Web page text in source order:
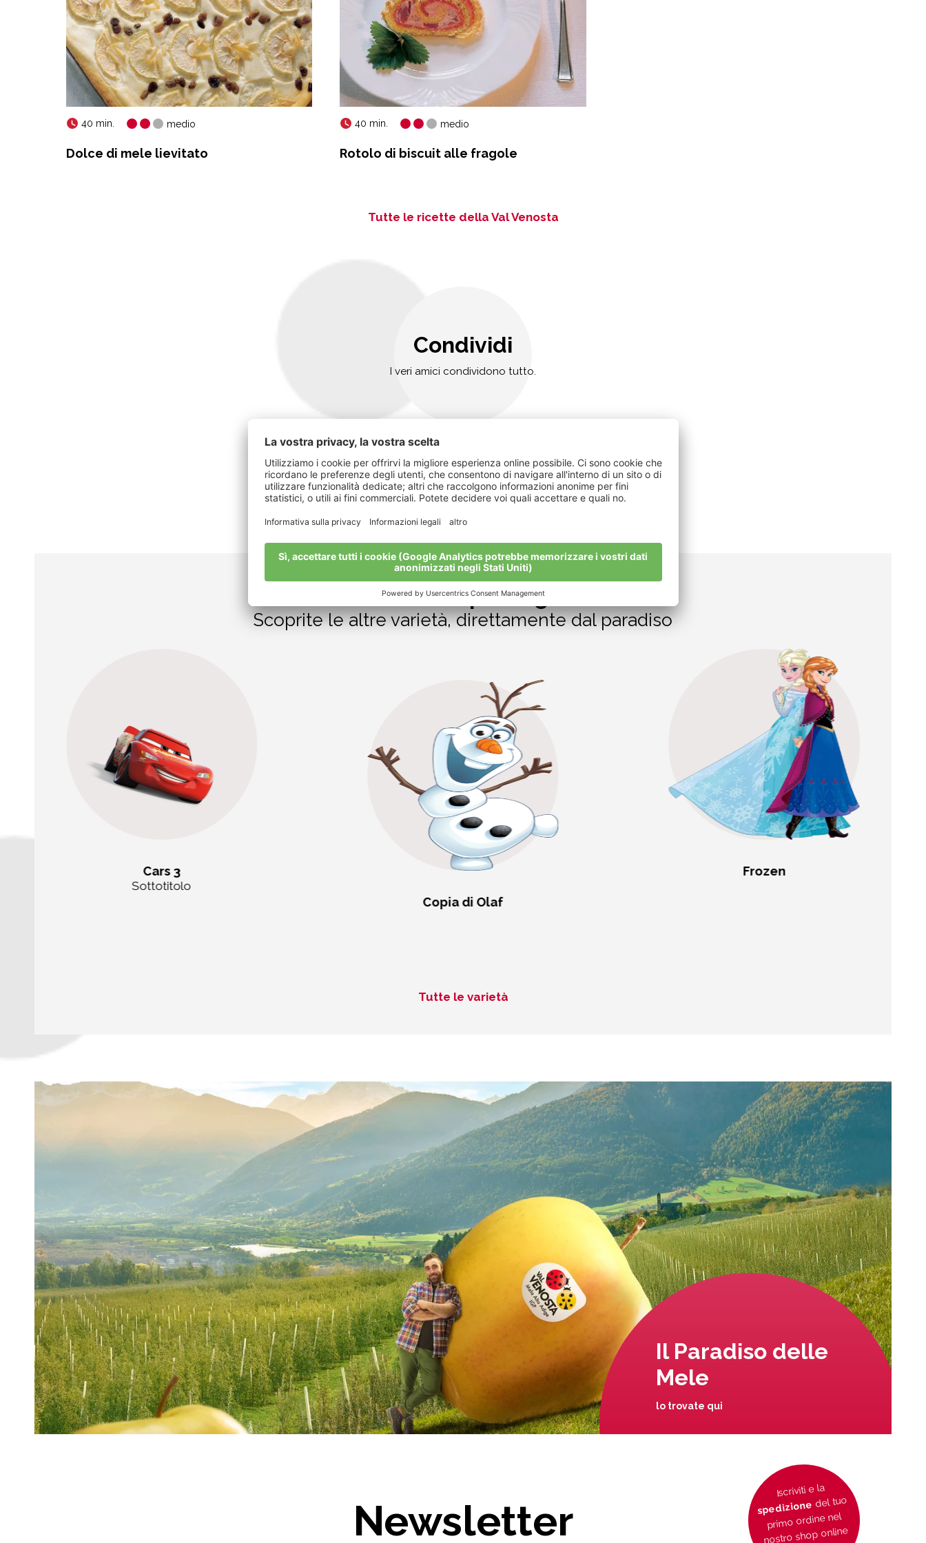
40 min. medio
Dolce di mele lievitato
40 min. medio
Rotolo di biscuit alle fragole
Tutte le ricette della Val Venosta
Condividi
I veri amici condividono tutto.
Non è ancora quella giusta?
Scoprite le altre varietà, direttamente dal paradiso
Cars 3
Sottotitolo
Copia di Olaf
Frozen
Tutte le varietà
Il Paradiso delle
Mele
lo trovate qui
Iscriviti e la
spedizione del tuo
primo ordine nel
nostro shop online
Newsletter